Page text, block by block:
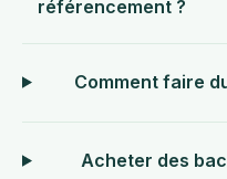
référencement ?
Comment faire
Acheter des